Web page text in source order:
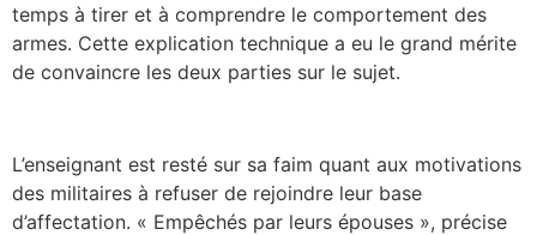
temps à tirer et à comprendre le comportement des
armes. Cette explication technique a eu le grand mérite
de convaincre les deux parties sur le sujet.
L’enseignant est resté sur sa faim quant aux motivations
des militaires à refuser de rejoindre leur base
d’affectation. « Empêchés par leurs épouses », précise